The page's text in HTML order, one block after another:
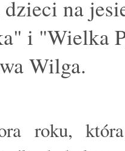
na
i "Wielka
Wilga.
roku,